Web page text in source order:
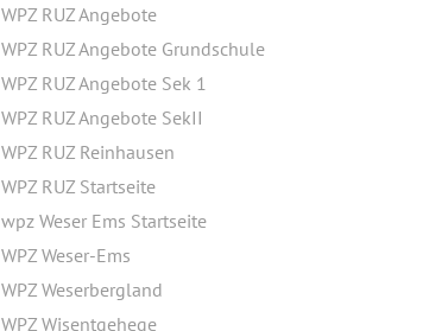
WPZ RUZ Angebote
WPZ RUZ Angebote Grundschule
WPZ RUZ Angebote Sek 1
WPZ RUZ Angebote SekII
WPZ RUZ Reinhausen
WPZ RUZ Startseite
wpz Weser Ems Startseite
WPZ Weser-Ems
WPZ Weserbergland
WPZ Wisentgehege